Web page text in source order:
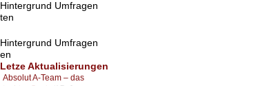
Letze Aktualisierungen
Absolut A-Team – das